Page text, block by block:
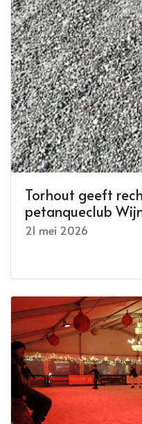
Torhout geeft
petanqueclub
21 mei 2026